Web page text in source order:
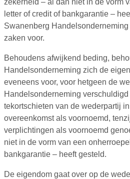
letter of credit of bankgarantie –
Swanenberg
zaken voor.
Behoudens afwijkend beding,
Handelsonderneming zich de
eveneens voor, voor hetgeen de
Handelsonderneming
tekortschieten van de wederpartij
overeenkomst als voornoemd,
verplichtingen als voornoemd
niet in de vorm van een
bankgarantie – heeft gesteld.
De eigendom gaat over op de